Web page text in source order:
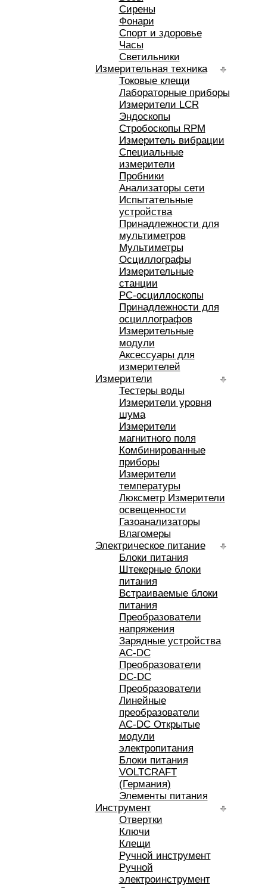
Сирены
Фонари
Спорт и здоровье
Часы
Светильники
Измерительная техника
Токовые клещи
Лабораторные приборы
Измерители LCR
Эндоскопы
Стробоскопы RPM
Измеритель вибрации
Специальные
измерители
Пробники
Анализаторы сети
Испытательные
устройства
Принадлежности для
мультиметров
Мультиметры
Осциллографы
Измерительные
станции
РС-осциллоскопы
Принадлежности для
осциллографов
Измерительные
модули
Аксессуары для
измерителей
Измерители
Тестеры воды
Измерители уровня
шума
Измерители
магнитного поля
Комбинированные
приборы
Измерители
температуры
Люксметр Измерители
освещенности
Газоанализаторы
Влагомеры
Электрическое питание
Блоки питания
Штекерные блоки
питания
Встраиваемые блоки
питания
Преобразователи
напряжения
Зарядные устройства
AC-DC
Преобразователи
DC-DC
Преобразователи
Линейные
преобразователи
AC-DC Открытые
модули
электропитания
Блоки питания
VOLTCRAFT
(Германия)
Элементы питания
Инструмент
Отвертки
Ключи
Клещи
Ручной инструмент
Ручной
электроинструмент